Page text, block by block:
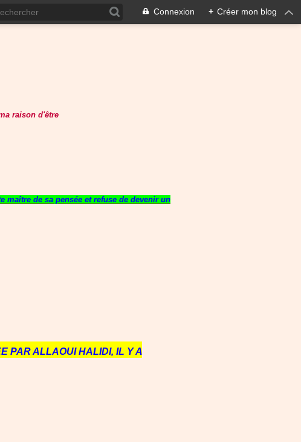
Connexion + Créer mon blog
raison d'être
maître de sa pensée et refuse de devenir un
PAR ALLAOUI HALIDI, IL Y A